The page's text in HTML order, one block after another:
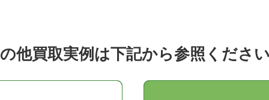
他買取実例は下記から参照くださ